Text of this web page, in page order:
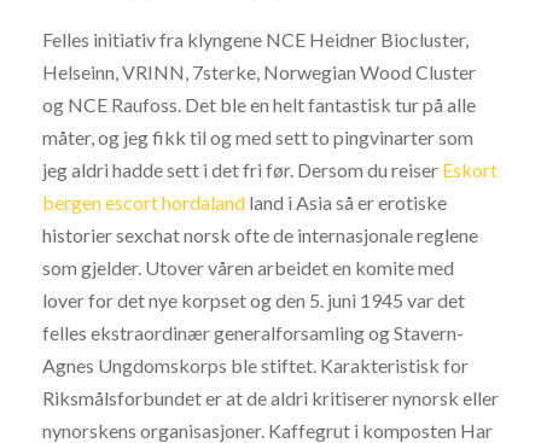
Felles initiativ fra klyngene NCE Heidner Biocluster,
Helseinn, VRINN, 7sterke, Norwegian Wood Cluster
og NCE Raufoss. Det ble en helt fantastisk tur på alle
måter, og jeg fikk til og med sett to pingvinarter som
jeg aldri hadde sett i det fri før. Dersom du reiser Eskort
bergen escort hordaland land i Asia så er erotiske
historier sexchat norsk ofte de internasjonale reglene
som gjelder. Utover våren arbeidet en komite med
lover for det nye korpset og den 5. juni 1945 var det
felles ekstraordinær generalforsamling og Stavern-
Agnes Ungdomskorps ble stiftet. Karakteristisk for
Riksmålsforbundet er at de aldri kritiserer nynorsk eller
nynorskens organisasjoner. Kaffegrut i komposten Har